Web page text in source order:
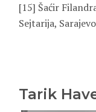
[15] Šaćir
Sejtarija,
Tarik